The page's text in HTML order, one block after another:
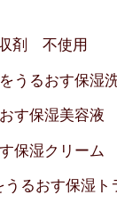
剤 不使用
うるおす保湿
す保湿美容液
保湿クリーム
るおす保湿